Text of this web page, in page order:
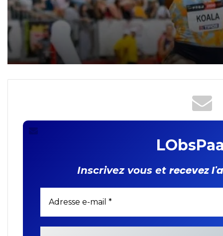
Athlétisme : Marthe Koala
décroche l’or au World
Continental Tour Silver
Inscrivez vous et recevez